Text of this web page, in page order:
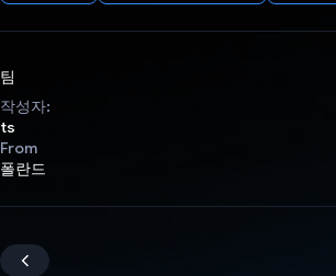
팀
작성자:
ts
From
폴란드